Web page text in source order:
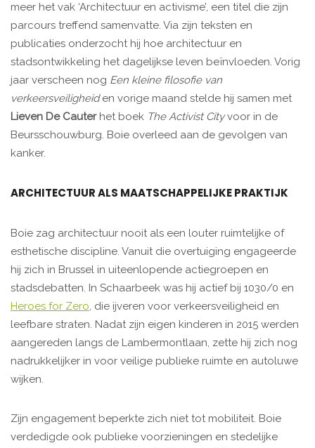
meer het vak ‘Architectuur en activisme’, een titel die zijn
parcours treffend samenvatte. Via zijn teksten en
publicaties onderzocht hij hoe architectuur en
stadsontwikkeling het dagelijkse leven beïnvloeden. Vorig
jaar verscheen nog Een kleine filosofie van
verkeersveiligheiden vorige maand stelde hij samen met
Lieven De Cauterhet boek The Activist Cityvoor in de
Beursschouwburg. Boie overleed aan de gevolgen van
kanker.
ARCHITECTUUR ALS MAATSCHAPPELIJKE PRAKTIJK
Boie zag architectuur nooit als een louter ruimtelijke of
esthetische discipline. Vanuit die overtuiging engageerde
hij zich in Brussel in uiteenlopende actiegroepen en
stadsdebatten. In Schaarbeek was hij actief bij 1030/0 en
Heroes for Zero, die ijveren voor verkeersveiligheid en
leefbare straten. Nadat zijn eigen kinderen in 2015 werden
aangereden langs de Lambermontlaan, zette hij zich nog
nadrukkelijker in voor veilige publieke ruimte en autoluwe
wijken.
Zijn engagement beperkte zich niet tot mobiliteit. Boie
verdedigde ook publieke voorzieningen en stedelijke